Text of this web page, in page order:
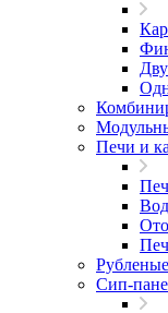
Печи и
Сип-